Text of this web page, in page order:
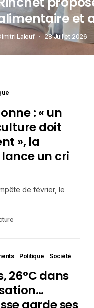
et
Laleuf 28 Juillet 2026
: « un
doit
», la
un cri
de février, le
Politique Société
26°C dans